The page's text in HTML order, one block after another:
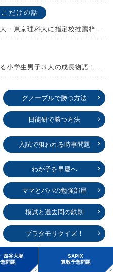
だけの話
No.1258 早稲田大・慶應大・上智大・東京理科大に指定校推薦枠がある学校
No.1693 ミニバスチームに所属する小学生男子３人の成長物語！『ポジション！』高田由紀子 予想問題付き！
グノーブルで勝つ方法
日能研で勝つ方法
入試で狙われる時事問題
わが子を早慶へ
ママとパパの勉強部屋
模試と過去問の鉄則
ブラタモリクイズ！